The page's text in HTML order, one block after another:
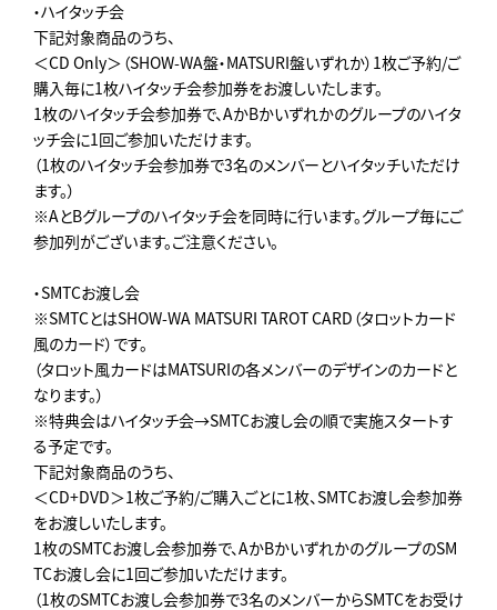
・ハイタッチ会
下記対象商品のうち、
＜CD Only＞（SHOW-WA盤・MATSURI盤いずれか）1枚ご予約/ご
購入毎に1枚ハイタッチ会参加券をお渡しいたします。
1枚のハイタッチ会参加券で、AかBかいずれかのグループのハイタ
ッチ会に1回ご参加いただけます。
（1枚のハイタッチ会参加券で3名のメンバーとハイタッチいただけ
ます。）
※AとBグループのハイタッチ会を同時に行います。グループ毎にご
参加列がございます。ご注意ください。
・SMTCお渡し会
※SMTCとはSHOW-WA MATSURI TAROT CARD（タロットカード
風のカード）です。
（タロット風カードはMATSURIの各メンバーのデザインのカードと
なります。）
※特典会はハイタッチ会→SMTCお渡し会の順で実施スタートす
る予定です。
下記対象商品のうち、
＜CD+DVD＞1枚ご予約/ご購入ごとに1枚、SMTCお渡し会参加券
をお渡しいたします。
1枚のSMTCお渡し会参加券で、AかBかいずれかのグループのSM
TCお渡し会に1回ご参加いただけます。
（1枚のSMTCお渡し会参加券で3名のメンバーからSMTCをお受け